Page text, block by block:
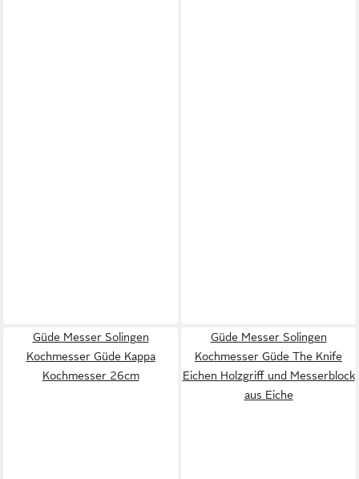
Güde Messer Solingen
Kochmesser Güde Kappa
Kochmesser 26cm
Güde Messer Solingen
Kochmesser Güde The Knife
Eichen Holzgriff und Messerblock
aus Eiche